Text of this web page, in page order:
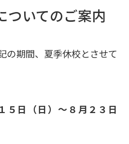
ついてのご案内
の期間、夏季休校とさせて
５日（日）〜８月２３日